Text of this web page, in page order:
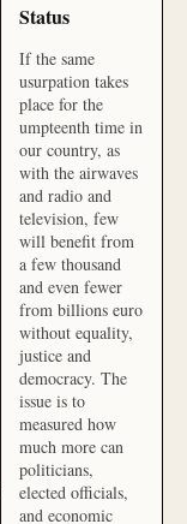
Status
If the same
usurpation takes
place for the
umpteenth time in
our country, as
with the airwaves
and radio and
television, few
will benefit from
a few thousand
and even fewer
from billions euro
without equality,
justice and
democracy. The
issue is to
measured how
much more can
politicians,
elected officials,
and economic